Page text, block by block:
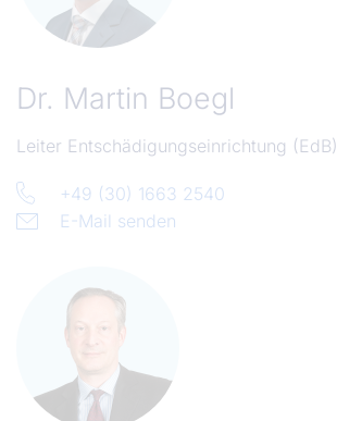
Dr. Martin Boegl
Leiter Entschädigungseinrichtung (EdB)
+49 (30) 1663 2540
E-Mail senden